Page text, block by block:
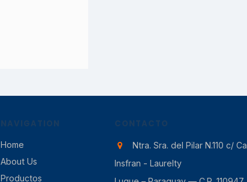
NAVIGATION
Home
About Us
Productos
CONTACTO
Ntra. Sra. del Pilar N.110 c/
Insfran - Laurelty